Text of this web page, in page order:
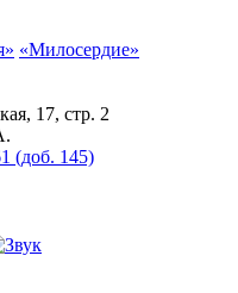
«Милосердие»
17, стр. 2
(доб. 145)